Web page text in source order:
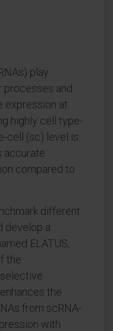
play
processes and
expression at
highly cell type-
cell (sc) level is
accurate
compared to
different
develop a
ELATUS,
the
the
from scRNA-
with